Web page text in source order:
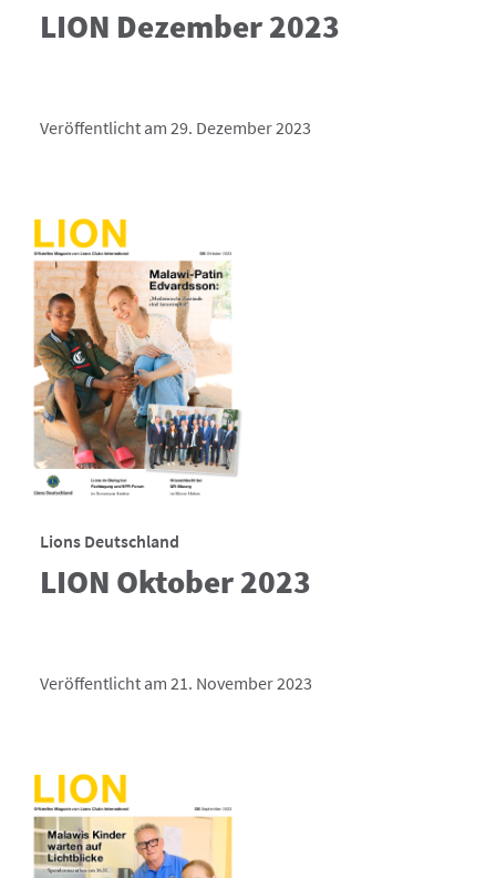
LION Dezember 2023
Veröffentlicht am 29. Dezember 2023
Lions Deutschland
LION Oktober 2023
Veröffentlicht am 21. November 2023